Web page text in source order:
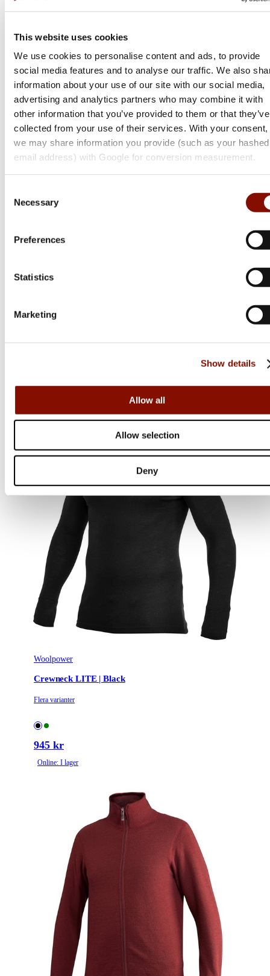
This website uses cookies
We use cookies to personalise content and ads, to provide
social media features and to analyse our traffic. We also
information about your use of our site with our social media,
advertising and analytics partners who may combine it with
other information that you’ve provided to them or that they’ve
collected from your use of their services. With your consent,
we may share information you provide (such as your hashed
email address) with Google for conversion measurement.
Selection
Necessary
Preferences
Statistics
Marketing
Show details
Allow all
Allow selection
Deny
Woolpower
Flera varianter
Woolpower
Crewneck LITE | Black
Flera varianter
945 kr
Online: I lager